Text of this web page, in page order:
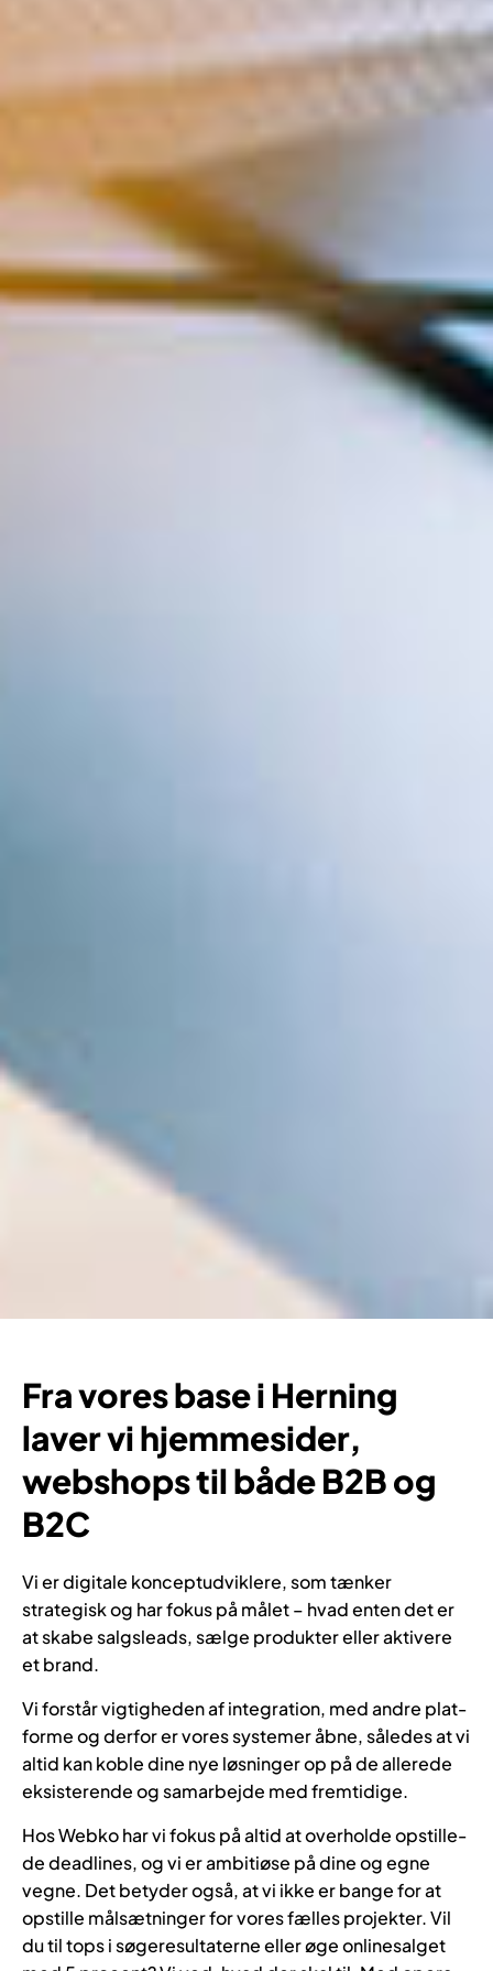
Fra vores base i Herning
laver vi hjemmesider,
webshops til både B2B og
B2C
Vi er digitale konceptudviklere, som tænker
strategisk og har fokus på målet – hvad en­ten det er
at ska­be salgs­le­ads, sæl­ge pro­duk­ter el­ler ak­ti­ve­re
et brand.
Vi for­står vig­tig­he­den af in­te­gra­tion, med an­dre plat­
for­me og der­for er vo­res sy­ste­mer åbne, så­le­des at vi
al­tid kan kob­le dine nye løs­nin­ger op på de allerede
ek­si­ste­re­nde og sam­ar­bej­de med frem­ti­di­ge.
Hos Webko har vi fo­kus på al­tid at over­hol­de op­stil­le­
de de­ad­li­nes, og vi er am­bi­tiø­se på dine og egne
veg­ne. Det be­ty­der også, at vi ikke er ban­ge for at
op­stil­le mål­sæt­nin­ger for vo­res fæl­les pro­jek­ter. Vil
du til tops i sø­ge­re­sul­ta­ter­ne el­ler øge on­li­nesal­get